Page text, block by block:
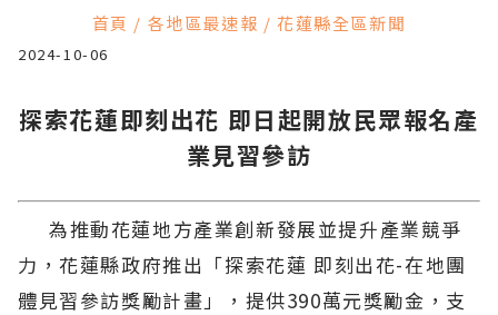
首頁 / 各地區最速報 / 花蓮縣全區新聞
2024-10-06
探索花蓮即刻出花 即日起開放民眾報名產
業見習參訪
為推動花蓮地方產業創新發展並提升產業競爭
力，花蓮縣政府推出「探索花蓮 即刻出花-在地團
體見習參訪獎勵計畫」，提供390萬元獎勵金，支